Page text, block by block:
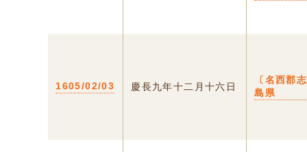
1605/02/03 慶長九年十二月十六日
〔名西郡
島県